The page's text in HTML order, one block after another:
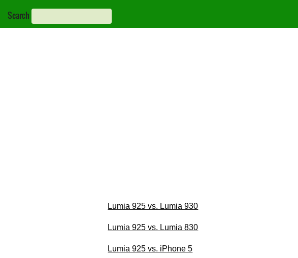
Search
Lumia 925 vs. Lumia 930
Lumia 925 vs. Lumia 830
Lumia 925 vs. iPhone 5